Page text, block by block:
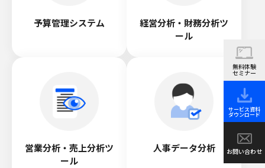
無料体験
セミナー
サービス資料
ダウンロード
お問い合わせ
予算管理システム
経営分析・財務分析ツ
ール
営業分析・売上分析ツ
ール
人事データ分析